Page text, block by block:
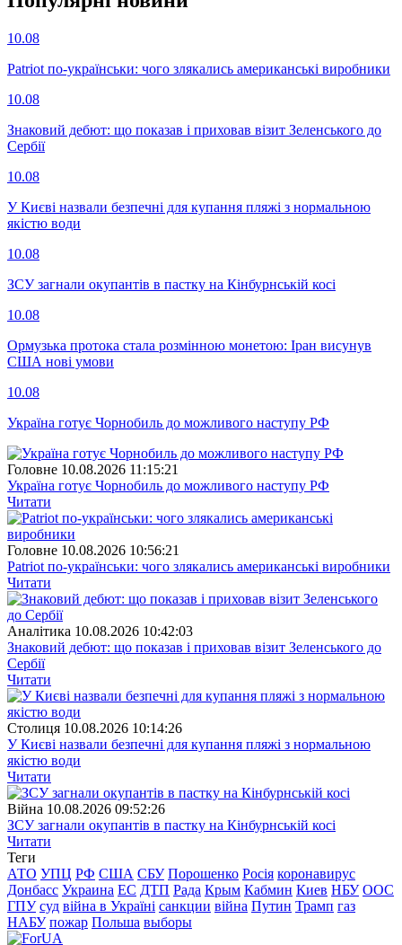
10.08
Patriot по-українськи: чого злякались американські виробники
10.08
Знаковий дебют: що показав і приховав візит Зеленського до
Сербії
10.08
У Києві назвали безпечні для купання пляжі з нормальною
якістю води
10.08
ЗСУ загнали окупантів в пастку на Кінбурнській косі
10.08
Ормузька протока стала розмінною монетою: Іран висунув
США нові умови
10.08
Україна готує Чорнобиль до можливого наступу РФ
Головне 10.08.2026 11:15:21
Україна готує Чорнобиль до можливого наступу РФ
Читати
Головне 10.08.2026 10:56:21
Patriot по-українськи: чого злякались американські виробники
Читати
Аналітика 10.08.2026 10:42:03
Знаковий дебют: що показав і приховав візит Зеленського до
Сербії
Читати
Столиця 10.08.2026 10:14:26
У Києві назвали безпечні для купання пляжі з нормальною
якістю води
Читати
Війна 10.08.2026 09:52:26
ЗСУ загнали окупантів в пастку на Кінбурнській косі
Читати
Теги
АТО УПЦ РФ США СБУ Порошенко Росія коронавирус
Донбасс Украина ЕС ДТП Рада Крым Кабмин Киев НБУ ООС
ГПУ суд війна в Україні санкции війна Путин Трамп газ
НАБУ пожар Польша выборы